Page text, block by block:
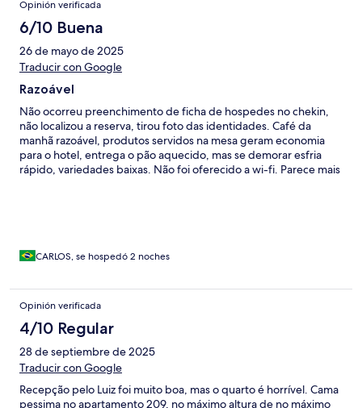
funcionarios, todos muito simpaticos e respeitando a questão
pet friendly.E em relação a isso, eles são super. De verdade.
Cafe da manhá muito bom, com sucos naturais.Voltaria com
certeza, mas pediria um quarto longe da sala de maquina e
longe da recepção.
Opinión verificada
6/10 Buena
26 de mayo de 2025
Traducir con Google
Razoável
Não ocorreu preenchimento de ficha de hospedes no chekin,
não localizou a reserva, tirou foto das identidades. Café da
manhã razoável, produtos servidos na mesa geram economia
para o hotel, entrega o pão aquecido, mas se demorar esfria
rápido, variedades baixas. Não foi oferecido a wi-fi. Parece mais
privada, NÃO TEM---> Estacionamento grátis sem manobrista,
cadeiras de rodas pode ser nos quartos no térreo, no acesso a
portaria NÃO TEM e área do café NÃO TEM. não fiquei com
vontade de retornar a esta pousada. A caixa de elétrica no
quarto está sem disjuntor.
CARLOS, se hospedó 2 noches
Opinión verificada
4/10 Regular
28 de septiembre de 2025
Traducir con Google
Recepção pelo Luiz foi muito boa, mas o quarto é horrível. Cama
pessima no apartamento 209, no máximo altura de no máximo